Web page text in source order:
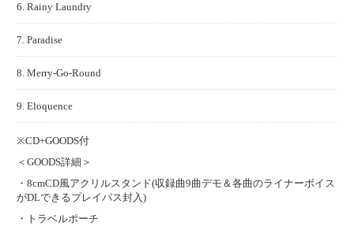
6. Rainy Laundry
7. Paradise
8. Merry-Go-Round
9. Eloquence
※CD+GOODS付
＜GOODS詳細＞
・8cmCD風アクリルスタンド(収録曲9曲デモ＆各曲のライナーボイス
がDLできるプレイパス封入)
・トラベルポーチ